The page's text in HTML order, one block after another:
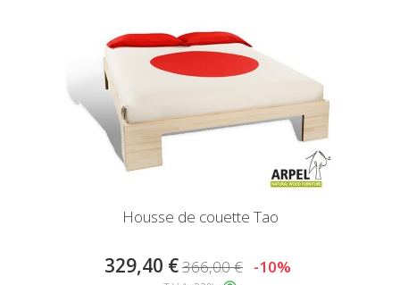
Housse de couette Tao
329,40 €366,00 € -10%